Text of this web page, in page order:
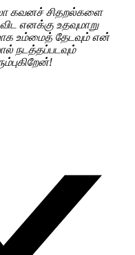
கவனச் சிதறல்களை
எனக்கு உதவுமாறு
உம்மைத் தேடவும் என்
நடத்தப்படவும்